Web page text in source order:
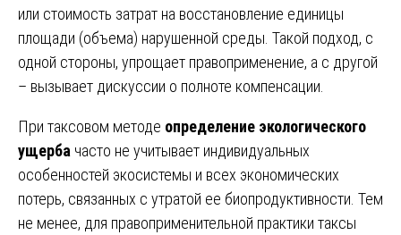
или стоимость затрат на восстановление единицы
площади (объема) нарушенной среды. Такой подход, с
одной стороны, упрощает правоприменение, а с другой
– вызывает дискуссии о полноте компенсации.
При таксовом методе определение экологического
ущерба часто не учитывает индивидуальных
особенностей экосистемы и всех экономических
потерь, связанных с утратой ее биопродуктивности. Тем
не менее, для правоприменительной практики таксы